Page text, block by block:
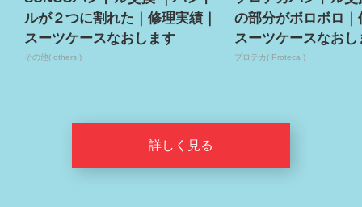
ルが２つに割れた｜修理実績｜
スーツケースなおします
その他( others )
の部分がボロボロ｜
スーツケースなおし
プロテカ( Proteca )
詳しく見る